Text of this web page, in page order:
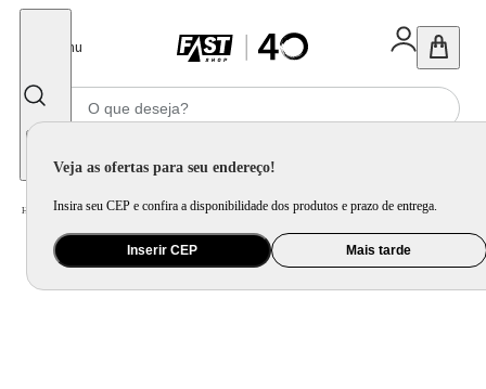
Menu
Veja as ofertas para seu endereço!
Insira seu CEP e confira a disponibilidade dos produtos e prazo de entrega.
Inserir CEP Mais tarde
Home Eletroportátil / Preparo de Alimento / Batedeira / Batedeira Stand Mixer Profissional 7,6L - White